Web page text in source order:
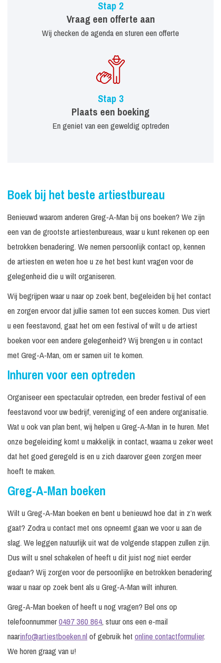
Stap 2
Vraag een offerte aan
Wij checken de agenda en sturen een offerte
Stap 3
Plaats een boeking
En geniet van een geweldig optreden
Boek bij het beste artiestbureau
Benieuwd waarom anderen Greg-A-Man bij ons boeken? We zijn
een van de grootste artiestenbureaus, waar u kunt rekenen op een
betrokken benadering. We nemen persoonlijk contact op, kennen
de artiesten en weten hoe u ze het best kunt vragen voor de
gelegenheid die u wilt organiseren.
Wij begrijpen waar u naar op zoek bent, begeleiden bij het contact
en zorgen ervoor dat jullie samen tot een succes komen. Dus viert
u een feestavond, gaat het om een festival of wilt u de artiest
boeken voor een andere gelegenheid? Wij brengen u in contact
met Greg-A-Man, om er samen uit te komen.
Inhuren voor een optreden
Organiseer een spectaculair optreden, een breder festival of een
feestavond voor uw bedrijf, vereniging of een andere organisatie.
Wat u ook van plan bent, wij helpen u Greg-A-Man in te huren. Met
onze begeleiding komt u makkelijk in contact, waarna u zeker weet
dat het goed geregeld is en u zich daarover geen zorgen meer
hoeft te maken.
Greg-A-Man boeken
Wilt u Greg-A-Man boeken en bent u benieuwd hoe dat in z’n werk
gaat? Zodra u contact met ons opneemt gaan we voor u aan de
slag. We leggen natuurlijk uit wat de volgende stappen zullen zijn.
Dus wilt u snel schakelen of heeft u dit juist nog niet eerder
gedaan? Wij zorgen voor de persoonlijke en betrokken benadering
waar u naar op zoek bent als u Greg-A-Man wilt inhuren.
Greg-A-Man boeken of heeft u nog vragen? Bel ons op
telefoonnummer0497 360 864, stuur ons een e-mail
naarinfo@artiestboeken.nlof gebruik het online contactformulier.
We horen graag van u!